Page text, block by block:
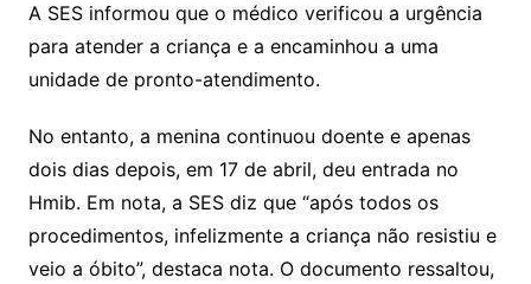
A SES informou que o médico verificou a urgência
para atender a criança e a encaminhou a uma
unidade de pronto-atendimento.
No entanto, a menina continuou doente e apenas
dois dias depois, em 17 de abril, deu entrada no
Hmib. Em nota, a SES diz que “após todos os
procedimentos, infelizmente a criança não resistiu e
veio a óbito”, destaca nota. O documento ressaltou,